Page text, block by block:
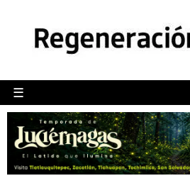
☰
POLÍTICA
CAMALEÓN
OPINIÓN
DEPORTES